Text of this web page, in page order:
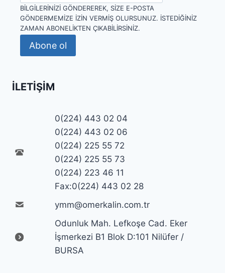
BILGILERINIZI GÖNDEREREK, SIZE E-POSTA
GÖNDERMEMIZE IZIN VERMIŞ OLURSUNUZ. İSTEDIĞINIZ
ZAMAN ABONELIKTEN ÇIKABILIRSINIZ.
Abone ol
İLETIŞIM
0(224) 443 02 04
0(224) 443 02 06
0(224) 225 55 72
0(224) 225 55 73
0(224) 223 46 11
Fax:0(224) 443 02 28
ymm@omerkalin.com.tr
Odunluk Mah. Lefkoşe Cad. Eker
İşmerkezi B1 Blok D:101 Nilüfer /
BURSA